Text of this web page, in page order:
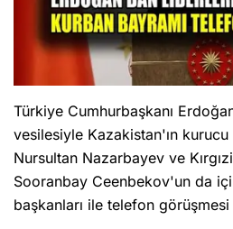
Türkiye Cumhurbaşkanı
vesilesiyle Kazakistan'ın kurucu
Nursultan Nazarbayev ve
Sooranbay Ceenbekov'un da
başkanları ile telefon